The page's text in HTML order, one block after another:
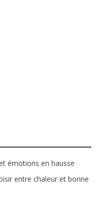
émotions en hausse
entre chaleur et bonne